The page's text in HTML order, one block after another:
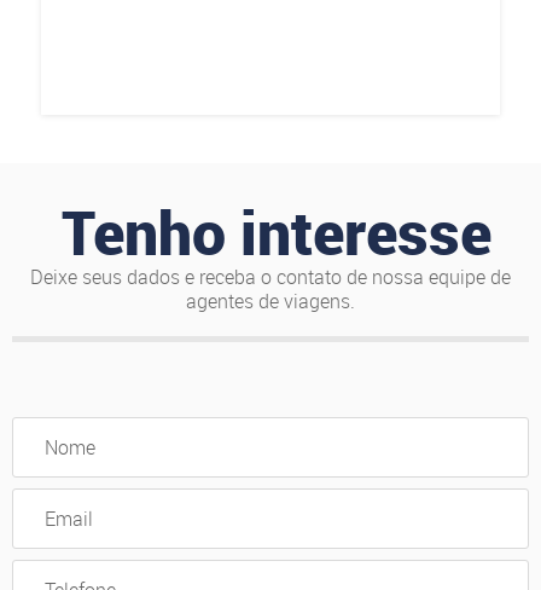
Tenho interesse
Deixe seus dados e receba o contato de nossa equipe de
agentes de viagens.